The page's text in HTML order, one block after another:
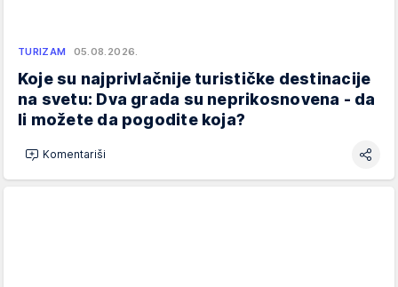
TURIZAM 05.08.2026.
Koje su najprivlačnije turističke destinacije
na svetu: Dva grada su neprikosnovena - da
li možete da pogodite koja?
Komentariši